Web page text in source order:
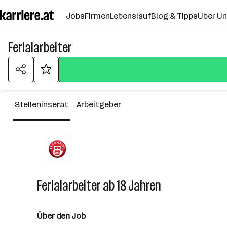
Seiteninhalt
springen
JobsFirmenLebenslaufBlog & TippsÜber
Ferialarbeiter
Stelleninserat Arbeitgeber
Ferialarbeiter ab 18 Jahren
Über den Job